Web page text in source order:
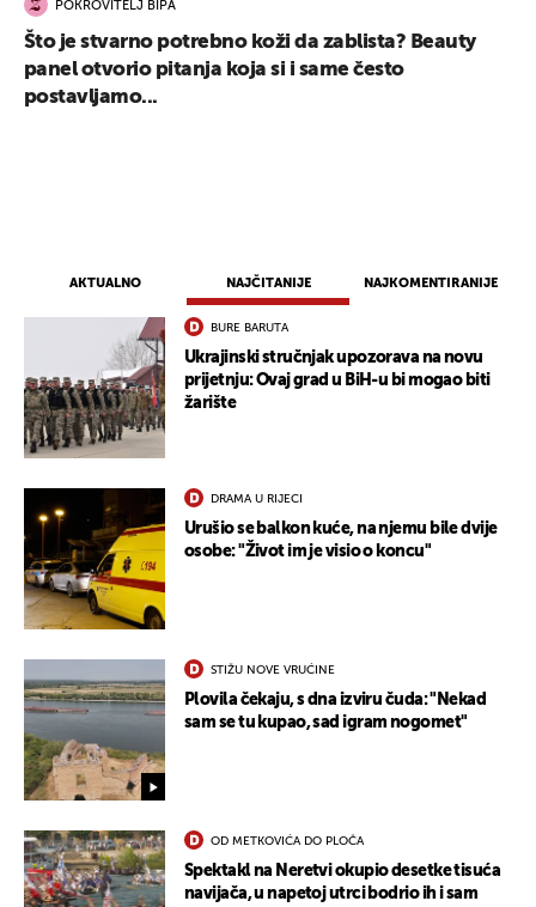
AKTUALNO NAJČITANIJE NAJKOMENTIRANIJE
BURE BARUTA
Ukrajinski stručnjak upozorava na novu
prijetnju: Ovaj grad u BiH-u bi mogao biti
žarište
DRAMA U RIJECI
Urušio se balkon kuće, na njemu bile dvije
osobe: "Život im je visio o koncu"
STIŽU NOVE VRUĆINE
Plovila čekaju, s dna izviru čuda: "Nekad
sam se tu kupao, sad igram nogomet"
OD METKOVIĆA DO PLOČA
Spektakl na Neretvi okupio desetke tisuća
navijača, u napetoj utrci bodrio ih i sam
POKROVITELJ BIPA
Što je stvarno potrebno koži da zablista? Beauty
panel otvorio pitanja koja si i same često
postavljamo...